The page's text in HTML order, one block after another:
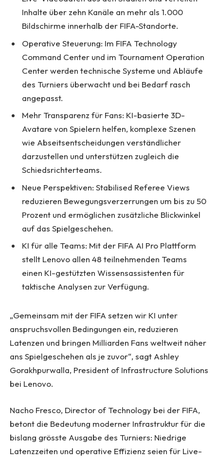
Inhalte über zehn Kanäle an mehr als 1.000
Bildschirme innerhalb der FIFA-Standorte.
Operative Steuerung: Im FIFA Technology
Command Center und im Tournament Operation
Center werden technische Systeme und Abläufe
des Turniers überwacht und bei Bedarf rasch
angepasst.
Mehr Transparenz für Fans: KI-basierte 3D-
Avatare von Spielern helfen, komplexe Szenen
wie Abseitsentscheidungen verständlicher
darzustellen und unterstützen zugleich die
Schiedsrichterteams.
Neue Perspektiven: Stabilised Referee Views
reduzieren Bewegungsverzerrungen um bis zu 50
Prozent und ermöglichen zusätzliche Blickwinkel
auf das Spielgeschehen.
KI für alle Teams: Mit der FIFA AI Pro Plattform
stellt Lenovo allen 48 teilnehmenden Teams
einen KI-gestützten Wissensassistenten für
taktische Analysen zur Verfügung.
„Gemeinsam mit der FIFA setzen wir KI unter
anspruchsvollen Bedingungen ein, reduzieren
Latenzen und bringen Milliarden Fans weltweit näher
ans Spielgeschehen als je zuvor“, sagt Ashley
Gorakhpurwalla, President of Infrastructure Solutions
bei Lenovo.
Nacho Fresco, Director of Technology bei der FIFA,
betont die Bedeutung moderner Infrastruktur für die
bislang grösste Ausgabe des Turniers: Niedrige
Latenzzeiten und operative Effizienz seien für Live-